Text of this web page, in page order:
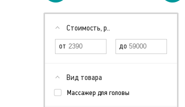
Стоимость, р..
Вид товара
Массажер для головы